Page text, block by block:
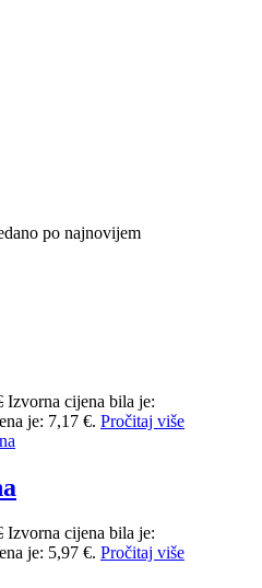
po najnovijem
Izvorna cijena bila je:
je: 7,17 €. Pročitaj više
Izvorna cijena bila je:
je: 5,97 €. Pročitaj više